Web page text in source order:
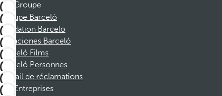
Groupe
Groupe Barceló
Fondation Barcelo
Vacaciones Barceló
Barceló Films
Barceló Personnes
Portail de réclamations
Entreprises